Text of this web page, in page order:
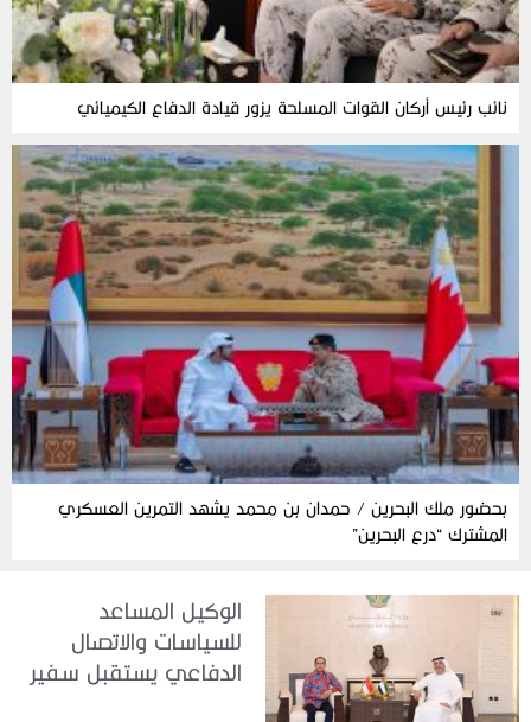
نائب رئيس أركان القوات المسلحة يزور قيادة الدفاع الكيميائي
بحضور ملك البحرين / حمدان بن محمد يشهد التمرين العسكري
المشترك “درع البحرين”
الوكيل المساعد
للسياسات والاتصال
الدفاعي يستقبل سفير